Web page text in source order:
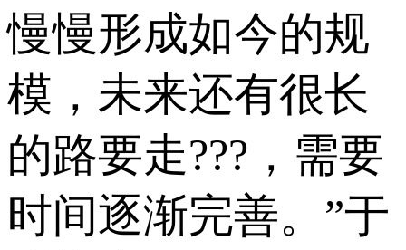
慢慢形成如今的规
模，未来还有很长
的路要走???，需要
时间逐渐完善。”于